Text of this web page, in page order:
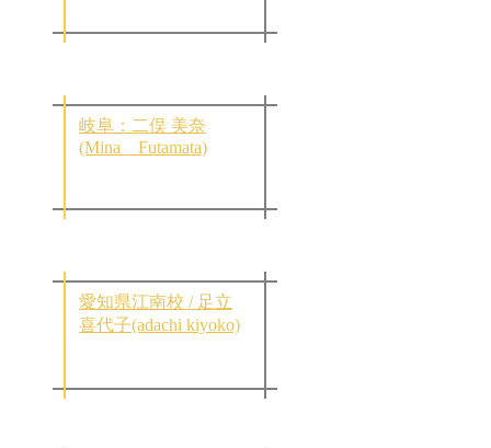
岐阜：二俣 美奈
(Mina Futamata)
愛知県江南校 / 足立
喜代子(adachi kiyoko)